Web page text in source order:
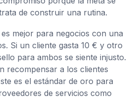
de construir una rutina.
mejor para negocios con una
Si un cliente gasta 10 € y otro
para ambos se siente injusto.
recompensar a los clientes
es el estándar de oro para
de servicios como